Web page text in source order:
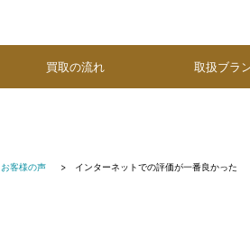
買取の流れ 取扱ブラ
お客様の声 インターネットでの評価が一番良かった